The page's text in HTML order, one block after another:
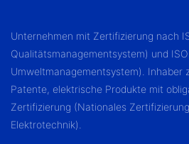
Unternehmen mit Zertifizierung nach
Qualitätsmanagementsystem) und
Umweltmanagementsystem). Inhaber
Patente, elektrische Produkte mit
Zertifizierung (Nationales
Elektrotechnik).